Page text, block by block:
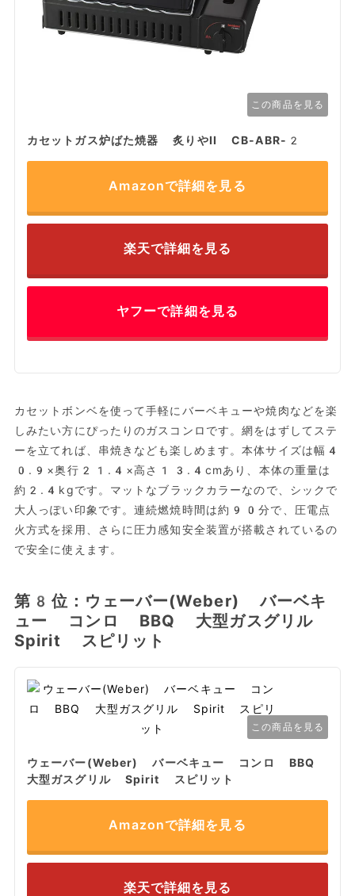
この商品を見る
カセットガス炉ばた焼器 炙りやII CB-ABR-2
Amazonで詳細を見る
楽天で詳細を見る
ヤフーで詳細を見る
カセットボンベを使って手軽にバーベキューや焼肉などを楽
しみたい方にぴったりのガスコンロです。網をはずしてステ
ーを立てれば、串焼きなども楽しめます。本体サイズは幅4
0.9×奥行21.4×高さ13.4cmあり、本体の重量は
約2.4kgです。マットなブラックカラーなので、シックで
大人っぽい印象です。連続燃焼時間は約90分で、圧電点
火方式を採用、さらに圧力感知安全装置が搭載されているの
で安全に使えます。
第8位：ウェーバー(Weber) バーベキ
ュー コンロ BBQ 大型ガスグリル
Spirit スピリット
この商品を見る
ウェーバー(Weber) バーベキュー コンロ BBQ
大型ガスグリル Spirit スピリット
Amazonで詳細を見る
楽天で詳細を見る